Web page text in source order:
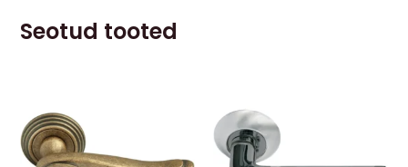
Seotud tooted